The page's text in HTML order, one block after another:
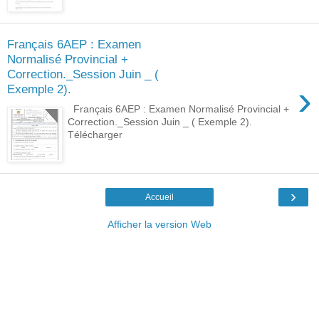
Français 6AEP : Examen
Normalisé Provincial +
Correction._Session Juin _ (
Exemple 2).
›
Français 6AEP : Examen Normalisé Provincial +
Correction._Session Juin _ ( Exemple 2).
Télécharger
›
Accueil
Afficher la version Web